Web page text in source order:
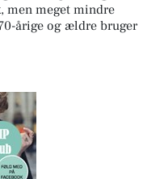
men meget mindre
årige og ældre bruger